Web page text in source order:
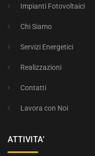
Impianti Fotovoltaici
Chi Siamo
Servizi Energetici
Realizzazioni
Contatti
Lavora con Noi
ATTIVITA’